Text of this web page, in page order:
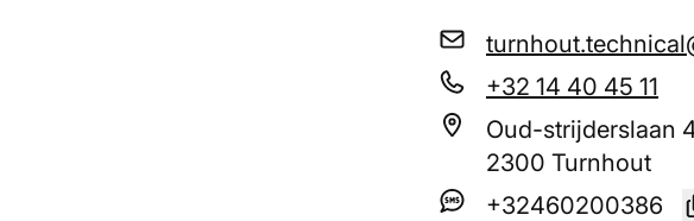
+32 14 40 45 11
Oud-strijderslaan
2300 Turnhout
+32460200386